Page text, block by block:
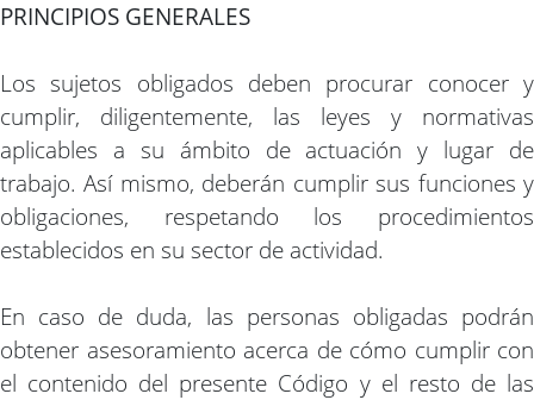
PRINCIPIOS GENERALES
Los sujetos obligados deben procurar conocer y
cumplir, diligentemente, las leyes y normativas
aplicables a su ámbito de actuación y lugar de
trabajo. Así mismo, deberán cumplir sus funciones y
obligaciones, respetando los procedimientos
establecidos en su sector de actividad.
En caso de duda, las personas obligadas podrán
obtener asesoramiento acerca de cómo cumplir con
el contenido del presente Código y el resto de las